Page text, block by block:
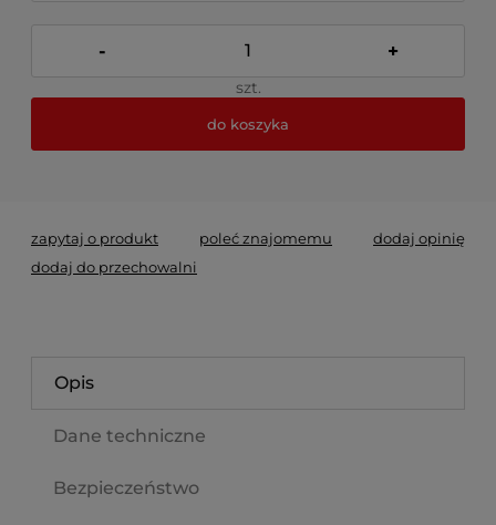
- +
szt.
do koszyka
zapytaj o produkt poleć znajomemu
dodaj opinię
dodaj do przechowalni
Opis
Dane techniczne
Bezpieczeństwo